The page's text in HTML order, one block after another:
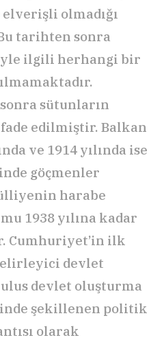
olmadığı
tarihten sonra
ilgili herhangi bir
sütunların
edilmiştir. Balkan
ve 1914 yılında ise
göçmenler
harabe
1938 yılına kadar
Cumhuriyet’in ilk
devlet
devlet oluşturma
şekillenen politik
olarak